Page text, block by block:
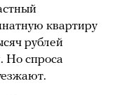
квартиру
рублей
Но спроса